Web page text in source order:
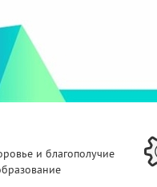
и благополучие